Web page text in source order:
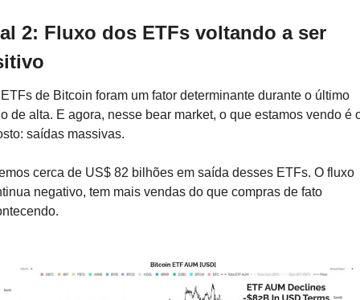
2: Fluxo dos ETFs voltando a ser
de Bitcoin foram um fator determinante durante o último
de alta. E agora, nesse bear market, o que estamos vendo é
saídas massivas.
cerca de US$ 82 bilhões em saída desses ETFs. O fluxo
negativo, tem mais vendas do que compras de fato